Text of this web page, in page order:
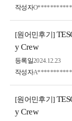
작성자
[원어민후기]
y Crew
등록일2024.12.23
작성자
[원어민후기]
y Crew